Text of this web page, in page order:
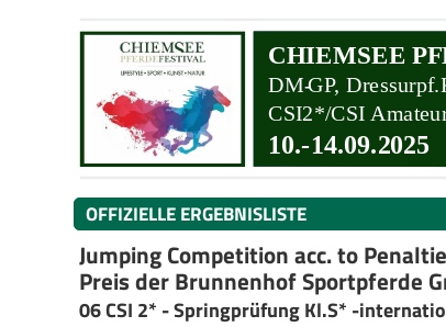
OFFIZIELLE ERGEBNISLISTE
Jumping Competition acc. to
Preis der Brunnenhof Sportpferde
06 CSI 2* - Springprüfung Kl.S* -